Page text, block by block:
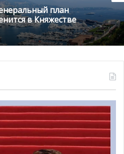
план
в Княжестве
забег в Монако